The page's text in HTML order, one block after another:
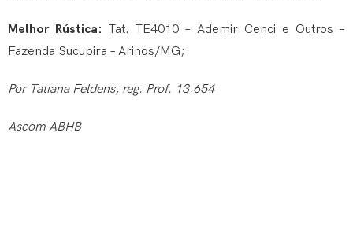
Melhor Rústica:Tat. TE4010 – Ademir Cenci e Outros –
Fazenda Sucupira – Arinos/MG;
Por Tatiana Feldens, reg. Prof. 13.654
Ascom ABHB